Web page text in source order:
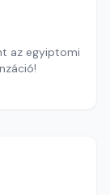
az egyiptomi